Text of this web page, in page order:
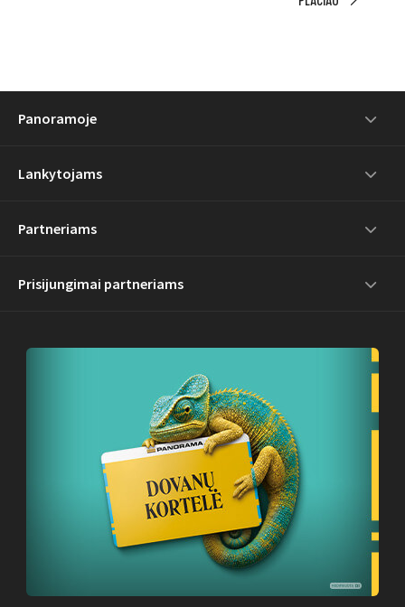
Panoramoje
Lankytojams
Partneriams
Prisijungimai partneriams